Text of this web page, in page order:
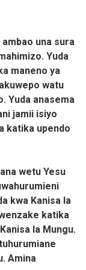
una sura
Yuda
maneno ya
watu
Yuda anasema
jamii isiyo
katika upendo
wetu Yesu
kwa Kanisa la
katika
la Mungu.
Amina